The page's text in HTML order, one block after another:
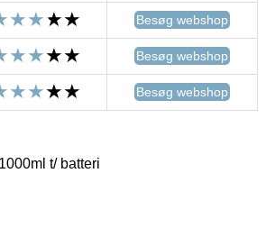
Besøg webshop
Besøg webshop
Besøg webshop
t/ batteri